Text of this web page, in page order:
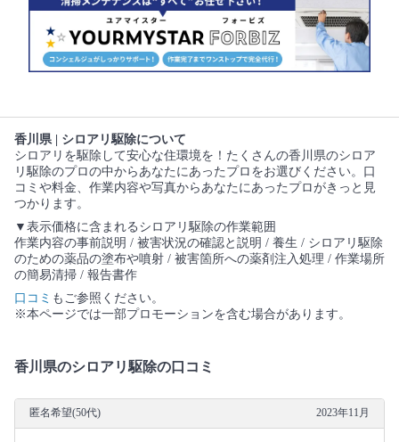
香川県 | シロアリ駆除について
シロアリを駆除して安心な住環境を！たくさんの香川県のシロア
リ駆除のプロの中からあなたにあったプロをお選びください。口
コミや料金、作業内容や写真からあなたにあったプロがきっと見
つかります。
▼表示価格に含まれるシロアリ駆除の作業範囲
作業内容の事前説明 / 被害状況の確認と説明 / 養生 / シロアリ駆除
のための薬品の塗布や噴射 / 被害箇所への薬剤注入処理 / 作業場所
の簡易清掃 / 報告書作
口コミ もご参照ください。
※本ページでは一部プロモーションを含む場合があります。
香川県のシロアリ駆除の口コミ
匿名希望(50代) 2023年11月